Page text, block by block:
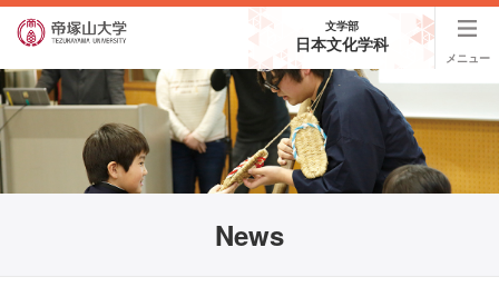
文学部
日本文化学科
メニュー
News